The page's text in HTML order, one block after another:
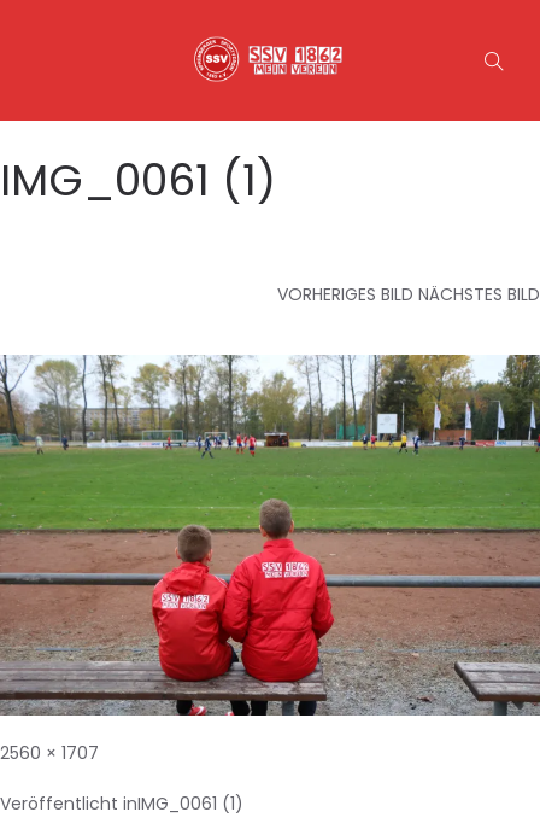
IMG_0061 (1)
VORHERIGES BILD NÄCHSTES BILD
2560 × 1707
Veröffentlicht inIMG_0061 (1)